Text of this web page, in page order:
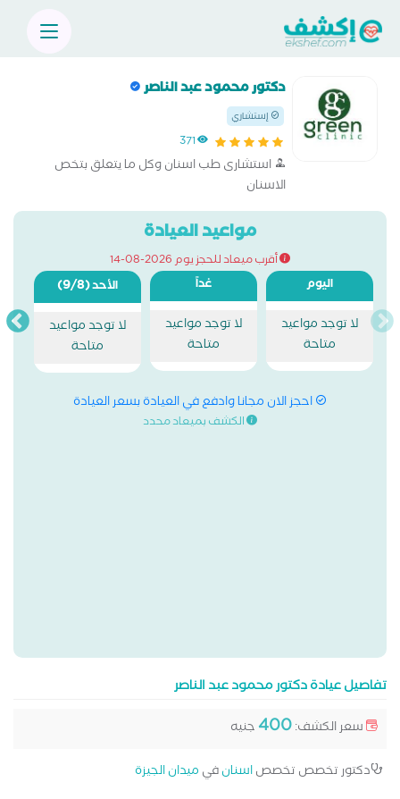
دكتور محمود عبد الناصر
إستشاري
371
استشارى طب اسنان وكل ما يتعلق بتخص
الاسنان
مواعيد العيادة
أقرب ميعاد للحجز يوم 2026-08-14
اليوم
لا توجد مواعيد
متاحة
غداً
لا توجد مواعيد
متاحة
الأحد(9/8)
لا توجد مواعيد
متاحة
احجز الان مجانا وادفع في العيادة بسعر العيادة
الكشف بميعاد محدد
تفاصيل عيادة دكتور محمود عبد الناصر
سعر الكشف:400 جنيه
دكتور تخصص تخصصاسنانفي ميدان الجيزة